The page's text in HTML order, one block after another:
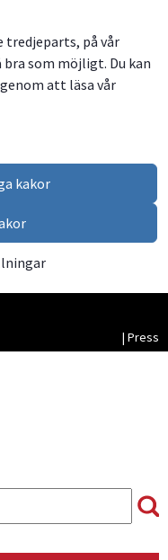
tredjeparts, på vår
som möjligt. Du kan
att läsa vår
kakor
| Press